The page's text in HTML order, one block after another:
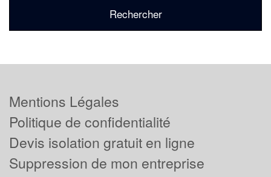
Mentions Légales
Politique de confidentialité
Devis isolation gratuit en ligne
Suppression de mon entreprise